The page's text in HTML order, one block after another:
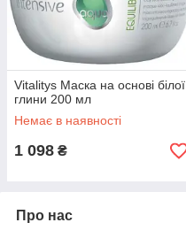
Vitalitys Маска на основі білої
глини 200 мл
Немає в наявності
1 098 ₴
Про нас